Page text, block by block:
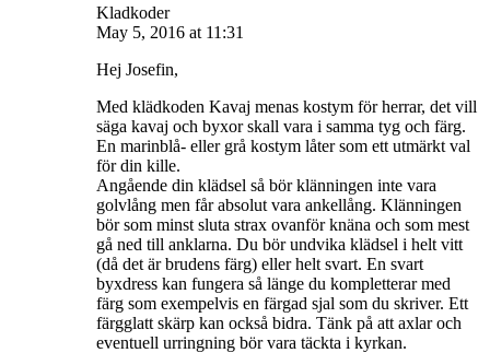
Kladkoder
May 5, 2016 at 11:31
Hej Josefin,
Med klädkoden Kavaj menas kostym för herrar, det vill
säga kavaj och byxor skall vara i samma tyg och färg.
En marinblå- eller grå kostym låter som ett utmärkt val
för din kille.
Angående din klädsel så bör klänningen inte vara
golvlång men får absolut vara ankellång. Klänningen
bör som minst sluta strax ovanför knäna och som mest
gå ned till anklarna. Du bör undvika klädsel i helt vitt
(då det är brudens färg) eller helt svart. En svart
byxdress kan fungera så länge du kompletterar med
färg som exempelvis en färgad sjal som du skriver. Ett
färgglatt skärp kan också bidra. Tänk på att axlar och
eventuell urringning bör vara täckta i kyrkan.